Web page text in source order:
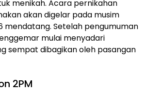
menikah. Acara pernikahan
akan digelar pada musim
mendatang. Setelah pengumuman
mulai menyadari
sempat dibagikan oleh pasangan
2PM